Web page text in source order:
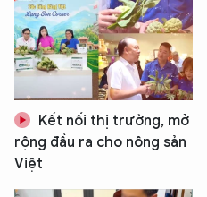
Kết nối thị trường, mở
rộng đầu ra cho nông sản
Việt